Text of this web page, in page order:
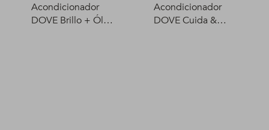
Acondicionador
DOVE Brillo + Óleo
Acondicionador
DOVE Cuida &